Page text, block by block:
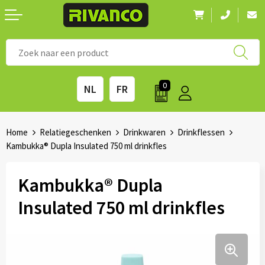
NL FR 0
Kantoorartikelen
Outdoor & vrije tijd
Technologie & Accessoires
◼ Eco-producten
◼ Survival gear
◼ Beurzen
◼ Feestdagen
Home Relatiegeschenken Drinkwaren
Drinkflessen
Kambukka® Dupla Insulated 750 ml drinkfles
Kambukka® Dupla
Insulated 750 ml drinkfles